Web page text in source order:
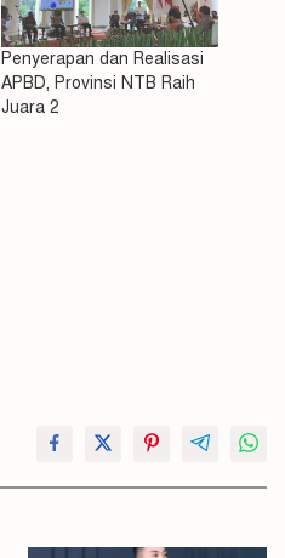
Penyerapan dan Realisasi
APBD, Provinsi NTB Raih
Juara 2